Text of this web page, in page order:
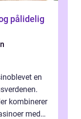
pålidelig
en
kombinerer
med